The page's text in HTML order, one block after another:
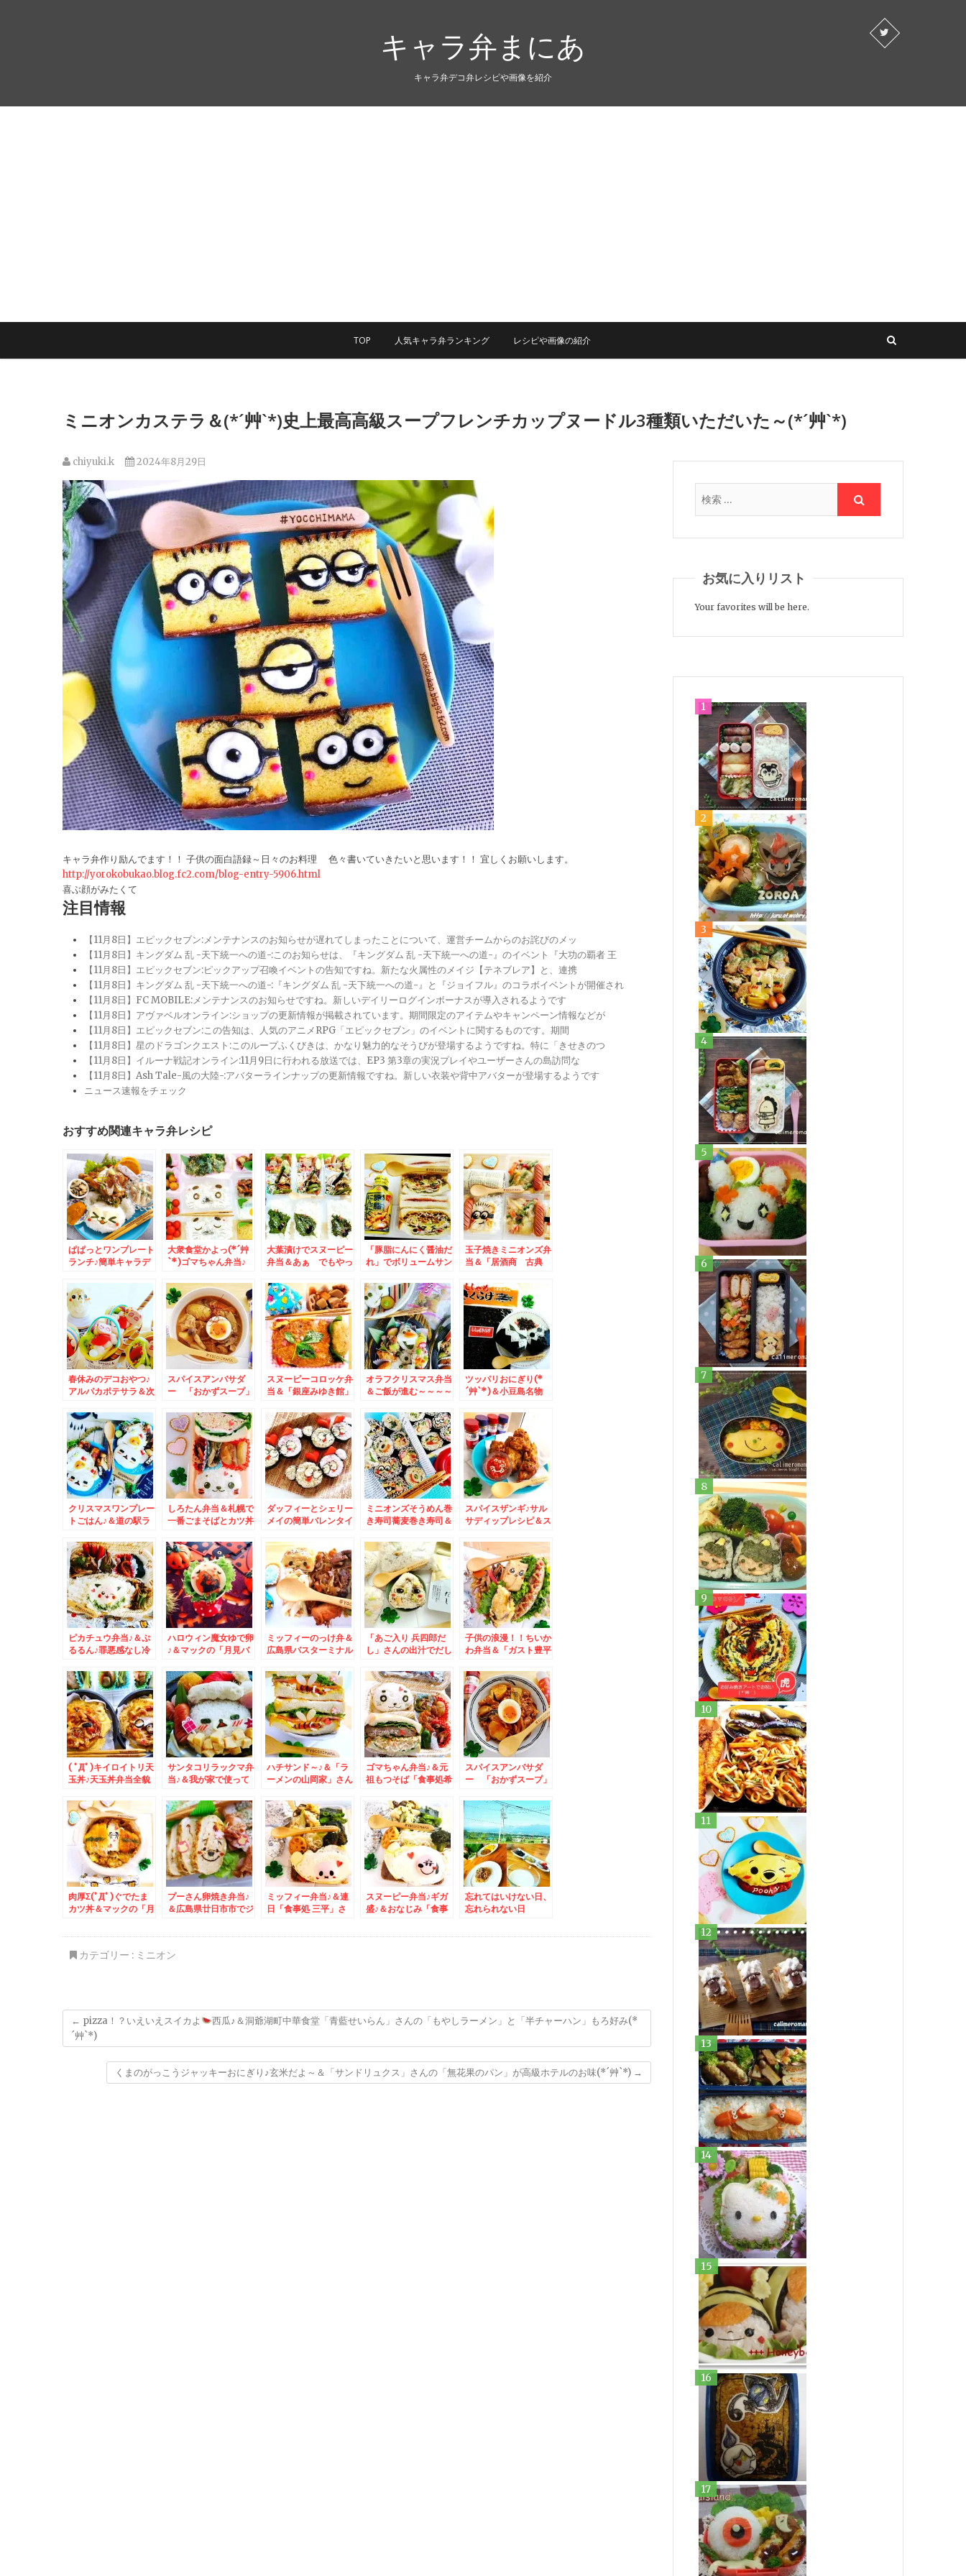
キャラ弁まにあ
キャラ弁デコ弁レシピや画像を紹介
TOP 人気キャラ弁ランキング レシピや画像の紹介
ミニオンカステラ＆(*´艸`*)史上最高高級スープフレンチカップヌードル3種類いただいた～(*´艸`*)
chiyuki.k 2024年8月29日
キャラ弁作り励んでます！！ 子供の面白語録～日々のお料理 色々書いていきたいと思います！！ 宜しくお願いします。
http://yorokobukao.blog.fc2.com/blog-entry-5906.html
喜ぶ顔がみたくて
注目情報
【11月8日】エピックセブン:メンテナンスのお知らせが遅れてしまったことについて、運営チームからのお詫びのメッ
【11月8日】キングダム 乱 -天下統一への道-:このお知らせは、『キングダム 乱 -天下統一への道-』のイベント『大功の覇者 王
【11月8日】エピックセブン:ピックアップ召喚イベントの告知ですね。新たな火属性のメイジ【テネブレア】と、連携
【11月8日】キングダム 乱 -天下統一への道-:『キングダム 乱 -天下統一への道-』と『ジョイフル』のコラボイベントが開催され
【11月8日】FC MOBILE:メンテナンスのお知らせですね。新しいデイリーログインボーナスが導入されるようです
【11月8日】アヴァベルオンライン:ショップの更新情報が掲載されています。期間限定のアイテムやキャンペーン情報などが
【11月8日】エピックセブン:この告知は、人気のアニメRPG「エピックセブン」のイベントに関するものです。期間
【11月8日】星のドラゴンクエスト:このループふくびきは、かなり魅力的なそうびが登場するようですね。特に「きせきのつ
【11月8日】イルーナ戦記オンライン:11月9日に行われる放送では、EP3 第3章の実況プレイやユーザーさんの島訪問な
【11月8日】Ash Tale-風の大陸-:アバターラインナップの更新情報ですね。新しい衣装や背中アバターが登場するようです
ニュース速報をチェック
おすすめ関連キャラ弁レシピ
ぱぱっとワンプレート
ランチ♪簡単キャラデ
大衆食堂かよっ(*´艸
`*)ゴマちゃん弁当♪
リ・サンゴールドキウ
イ」が美味っ！！
大葉漬けでスヌーピー
弁当＆あぁ でもやっ
しそバーグ300g」
「びっくりドンキー」
「豚脂にんにく醤油だ
れ」でボリュームサン
る！
玉子焼きミニオンズ弁
当＆「居酒商 古典
ンチ♪今日は何でしょ
う＾＾
春休みのデコおやつ♪
アルパカポテサラ＆次
いっぴん」さんの豚三
昧♪
スパイスアンバサダ
ー 「おかずスープ」
て免疫アップ♪その２
スヌーピーコロッケ弁
当＆「銀座みゆき館」
ジュノワーズ」が幸せ
すぎるっ！！(*´艸`*)
オラフクリスマス弁当
＆ご飯が進む～～～～
ん上手」美味(*´艸`*)
ツッパリおにぎり(*
´艸`*)＆小豆島名物
げ」おにぎりにもコロ
ッケにも♪
クリスマスワンプレー
トごはん♪＆道の駅ラ
入口横の「ふかがわザ
ンギ」食べてみたよ～
＾＾
しろたん弁当＆札幌で
一番ごまそばとカツ丼
代」さんで五目蕎麦と
かつ皿をいただく(*
´艸`*)
ダッフィーとシェリー
メイの簡単バレンタイ
ミニオンズそうめん巻
き寿司蕎麦巻き寿司＆
ギスカンやきそば弁
当」＆「串団子しょう
ゆ」と「豆大福」(*
´艸`*)
スパイスザンギ♪サル
サディップレシピ＆ス
ピカチュウ弁当♪＆ぷ
るるん♪罪悪感なし冷
ープ♪(*´艸`*)
ハロウィン魔女ゆで卵
♪＆マックの「月見バ
る(*´艸`*)
ミッフィーのっけ弁＆
広島県バスターミナル
「LOCALO」さんの
「たまごベーコン」(*
´艸`*)
「あご入り 兵四郎だ
し」さんの出汁でだし
`*)onigiri
子供の浪漫！！ちいか
わ弁当＆「ガスト豊平
Σ(ﾟДﾟ)そして美味(*
´艸`*)
( ﾟДﾟ)キイロイトリ天
玉丼♪天玉丼弁当全貌
ティハンターXYZ生
ガトーショコラ」「チ
ーズケーキ」吉祥寺土
サンタコリラックマ弁
当♪＆我が家で使って
んかつおだしパック」
テトラ型なんですよ＾
＾
ハチサンド～♪＆「ラ
ーメンの山岡家」さん
ランチ」(*´艸`*)
ゴマちゃん弁当♪＆元
祖もつそば「食事処希
ば」をいただく(*´艸
`*)
スパイスアンバサダ
ー 「おかずスープ」
て免疫アップ♪その１
肉厚Σ(ﾟДﾟ)ぐでたま
カツ丼＆マックの「月
プーさん卵焼き弁当♪
＆広島県廿日市市でジ
ット♪激ウマっ(*´艸
ミッフィー弁当♪＆連
日「食事処 三平」さ
スヌーピー弁当♪ギガ
盛♪＆おなじみ「食事
忘れてはいけない日、
忘れられない日
カテゴリー : ミニオン
← pizza！？いえいえスイカよ
西瓜♪＆洞爺湖町中華食堂「青藍せいらん」さんの「もやしラーメン」と「半チャーハン」もろ好み(*
´艸`*)
くまのがっこうジャッキーおにぎり♪玄米だよ～＆「サンドリュクス」さんの「無花果のパン」が高級ホテルのお味(*´艸`*) →
お気に入りリスト
Your favorites will be here.